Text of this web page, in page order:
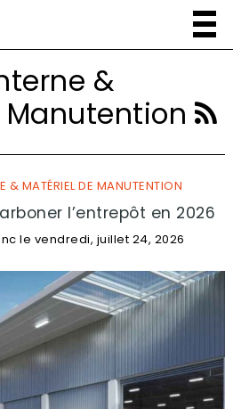
&
& MATÉRIEL DE MANUTENTION
l’entrepôt en 2026
le vendredi, juillet 24, 2026